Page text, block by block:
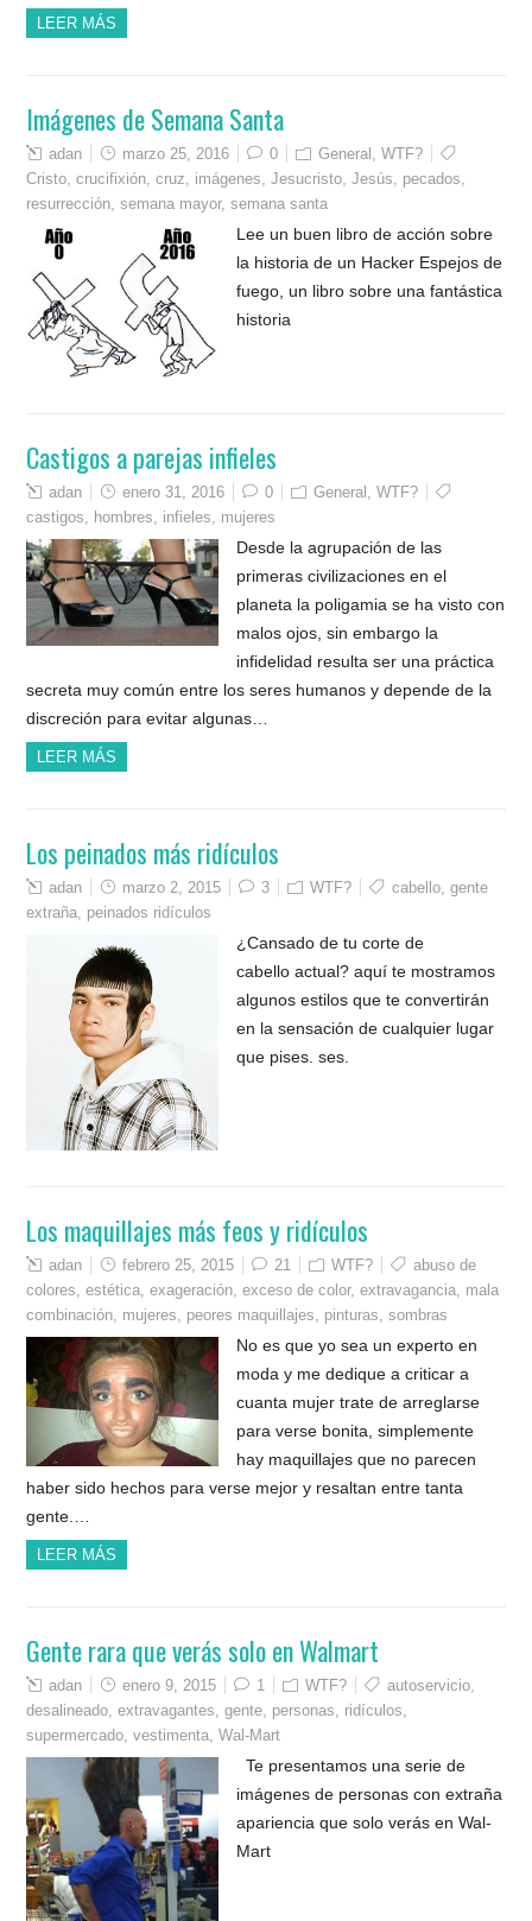
LEER MÁS
Imágenes de Semana Santa
adan marzo 25, 2016 0 General ,WTF?
Cristo ,crucifixión ,cruz imágenes ,Jesucristo ,Jesús pecados
resurrección ,semana mayor,semana santa
Lee un buen libro de acción sobre
la historia de un Hacker Espejos de
fuego, un libro sobre una fantástica
historia
Castigos a parejas infieles
adan enero 31, 2016 0 General ,WTF?
castigos, hombres, infieles, mujeres
Desde la agrupación de las
primeras civilizaciones en el
planeta la poligamia se ha visto con
malos ojos, sin embargo la
infidelidad resulta ser una práctica
secreta muy común entre los seres humanos y depende de la
discreción para evitar algunas…
LEER MÁS
Los peinados más ridículos
adan marzo 2, 2015 3 WTF? cabello,gente
extraña, peinados ridículos
¿Cansado de tu corte de
cabello actual? aquí te mostramos
algunos estilos que te convertirán
en la sensación de cualquier lugar
que pises. ses.
Los maquillajes más feos y ridículos
adan febrero 25, 2015 21 WTF?
abuso de
colores,estética,exageración,exceso de color,extravagancia, mala
combinación, mujeres, peores maquillajes, pinturas,sombras
No es que yo sea un experto en
moda y me dedique a criticar a
cuanta mujer trate de arreglarse
para verse bonita, simplemente
hay maquillajes que no parecen
haber sido hechos para verse mejor y resaltan entre tanta
gente.…
LEER MÁS
Gente rara que verás solo en Walmart
adan enero 9, 2015 1 WTF? autoservicio,
desalineado,extravagantes,gente, personas, ridículos,
supermercado,vestimenta,Wal-Mart
Te presentamos una serie de
imágenes de personas con extraña
apariencia que solo verás en Wal-
Mart